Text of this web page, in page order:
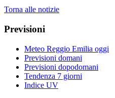
Torna alle notizie
Previsioni
Meteo Reggio Emilia oggi
Previsioni domani
Previsioni dopodomani
Tendenza 7 giorni
Indice UV